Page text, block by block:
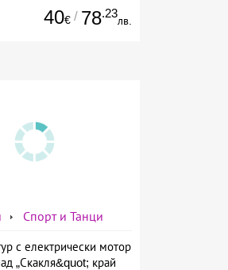
40€ / 78.23
лв.
Спорт и Танци
с електрически мотор
„Скакля&quot; край